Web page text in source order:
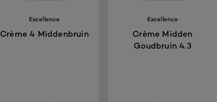
Excellence
Crème 4 Middenbruin
Excellence
Crème Midden
Goudbruin 4.3